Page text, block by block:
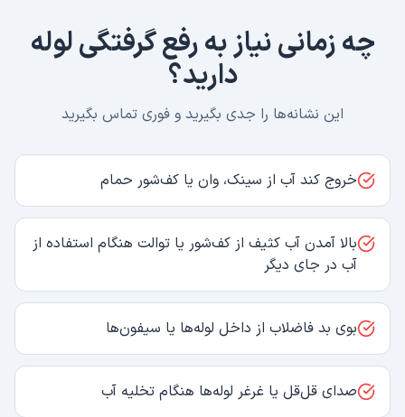
چه زمانی نیاز بهرفع گرفتگی لوله
دارید؟
این نشانه‌ها را جدی بگیرید و فوری تماس بگیرید
خروج کند آب از سینک، وان یا کف‌شور حمام
بالا آمدن آب کثیف از کف‌شور یا توالت هنگام استفاده از
آب در جای دیگر
بوی بد فاضلاب از داخل لوله‌ها یا سیفون‌ها
صدای قل‌قل یا غرغر لوله‌ها هنگام تخلیه آب